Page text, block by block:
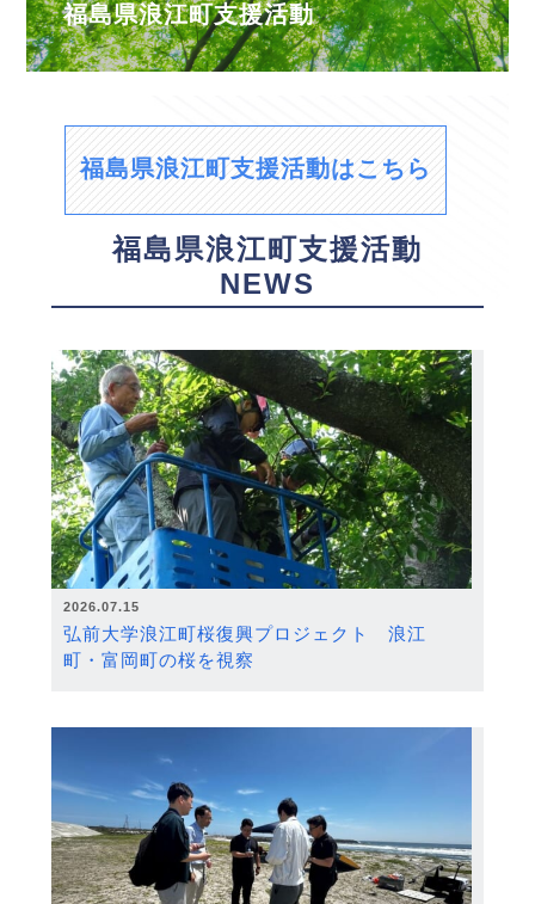
福島県浪江町支援活動
福島県浪江町支援活動はこちら
福島県浪江町支援活動
NEWS
2026.07.15
弘前大学浪江町桜復興プロジェクト 浪江
町・富岡町の桜を視察